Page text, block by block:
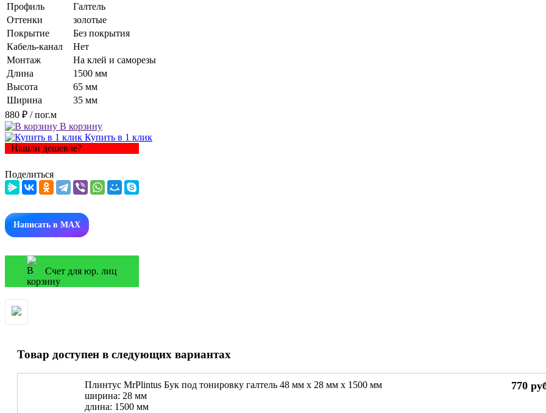
Профиль
Галтель
Оттенки
золотые
Покрытие
Без покрытия
Кабель-канал
Нет
Монтаж
На клей и саморезы
Длина
1500 мм
Высота
65 мм
Ширина
35 мм
880 ₽ / пог.м
В корзину
Купить в 1 клик
Нашли дешевле?
Поделиться
Написать в MAX
Счет для юр. лиц
Товар доступен в следующих вариантах
Плинтус MrPlintus Бук под тонировку галтель 48 мм х 28 мм х 1500 мм
ширина: 28 мм
длина: 1500 мм
770